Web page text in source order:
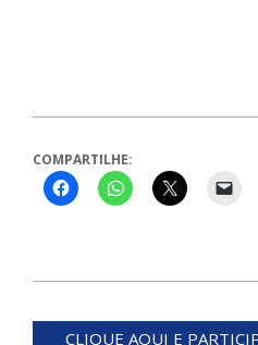
COMPARTILHE:
01-
CLIQUE AQUI E